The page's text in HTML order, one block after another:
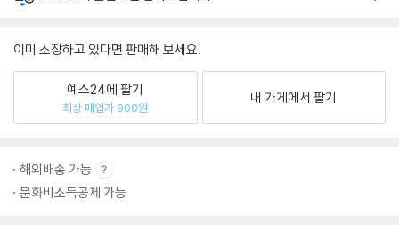
이미 소장하고 있다면 판매해 보세요.
예스24에 팔기
최상 매입가 900원
내 가게에서 팔기
해외배송 가능
문화비소득공제 가능